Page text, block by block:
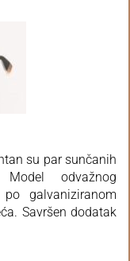
su par sunčanih
odvažnog
galvaniziranom
Savršen dodatak